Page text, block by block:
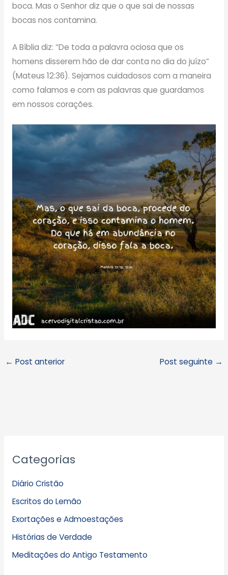
boca. Mas o Senhor diz que o que sai de nossas
bocas nos contamina.
A Bíblia diz: “De toda a palavra ociosa que os
homens disserem hão de dar conta no dia do juízo”
(Mateus 12:36). Sejamos cuidadosos com a maneira
como falamos e com as palavras que guardamos
em nossos corações.
← Post anterior Post seguinte →
Categorias
Diário Cristão
Escritos do Lemão
Exortações e Admoestações
Histórias de Verdade
Meditações do Antigo Testamento
r
i
v
o
s